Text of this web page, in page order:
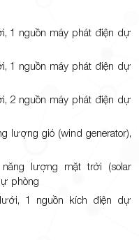
1 nguồn máy phát điện dự
1 nguồn máy phát điện dự
2 nguồn máy phát điện dự
lượng gió (wind generator),
lượng mặt trời (solar
phòng
1 nguồn kích điện dự